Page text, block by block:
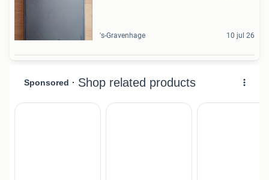
's-Gravenhage 10 jul 26